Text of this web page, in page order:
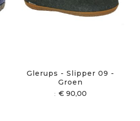
Glerups - Slipper 09 -
Groen
€ 90,00